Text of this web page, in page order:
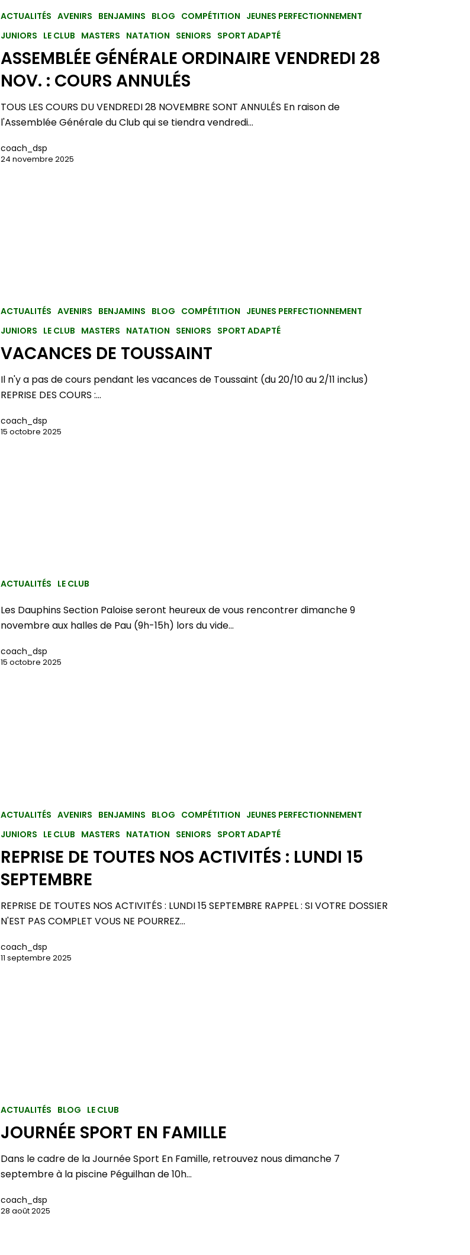
ACTUALITÉS AVENIRS BENJAMINS BLOG COMPÉTITION JEUNES PERFECTIONNEMENT
JUNIORS LE CLUB MASTERS NATATION SENIORS SPORT ADAPTÉ
ASSEMBLÉE GÉNÉRALE ORDINAIRE VENDREDI 28
NOV. : COURS ANNULÉS
TOUS LES COURS DU VENDREDI 28 NOVEMBRE SONT ANNULÉS En raison de
l'Assemblée Générale du Club qui se tiendra vendredi…
coach_dsp
24 novembre 2025
ACTUALITÉS AVENIRS BENJAMINS BLOG COMPÉTITION JEUNES PERFECTIONNEMENT
JUNIORS LE CLUB MASTERS NATATION SENIORS SPORT ADAPTÉ
VACANCES DE TOUSSAINT
Il n'y a pas de cours pendant les vacances de Toussaint (du 20/10 au 2/11 inclus)
REPRISE DES COURS :…
coach_dsp
15 octobre 2025
ACTUALITÉS LE CLUB
Les Dauphins Section Paloise seront heureux de vous rencontrer dimanche 9
novembre aux halles de Pau (9h-15h) lors du vide…
coach_dsp
15 octobre 2025
ACTUALITÉS AVENIRS BENJAMINS BLOG COMPÉTITION JEUNES PERFECTIONNEMENT
JUNIORS LE CLUB MASTERS NATATION SENIORS SPORT ADAPTÉ
REPRISE DE TOUTES NOS ACTIVITÉS : LUNDI 15
SEPTEMBRE
REPRISE DE TOUTES NOS ACTIVITÉS : LUNDI 15 SEPTEMBRE RAPPEL : SI VOTRE DOSSIER
N'EST PAS COMPLET VOUS NE POURREZ…
coach_dsp
11 septembre 2025
ACTUALITÉS BLOG LE CLUB
JOURNÉE SPORT EN FAMILLE
Dans le cadre de la Journée Sport En Famille, retrouvez nous dimanche 7
septembre à la piscine Péguilhan de 10h…
coach_dsp
28 août 2025